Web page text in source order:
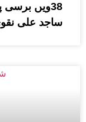
38ویں
ساجد علی